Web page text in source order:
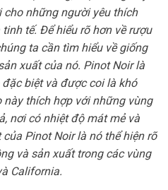
những người yêu thích
tế. Để hiểu rõ hơn về rượu
ta cần tìm hiểu về giống
xuất của nó. Pinot Noir là
biệt và được coi là khó
này thích hợp với những vùng
nơi có nhiệt độ mát mẻ và
Pinot Noir là nó thể hiện rõ
và sản xuất trong các vùng
California.